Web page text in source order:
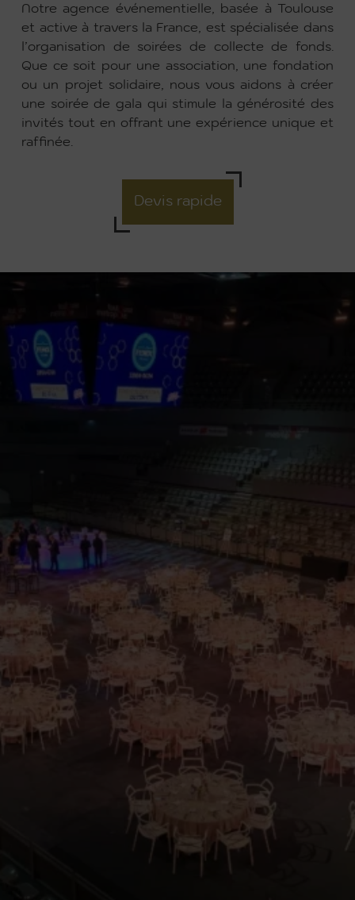
Notre agence événementielle, basée à Toulouse
et active à travers la France, est spécialisée dans
l’organisation de soirées de collecte de fonds.
Que ce soit pour une association, une fondation
ou un projet solidaire, nous vous aidons à créer
une soirée de gala qui stimule la générosité des
invités tout en offrant une expérience unique et
raffinée.
Devis rapide